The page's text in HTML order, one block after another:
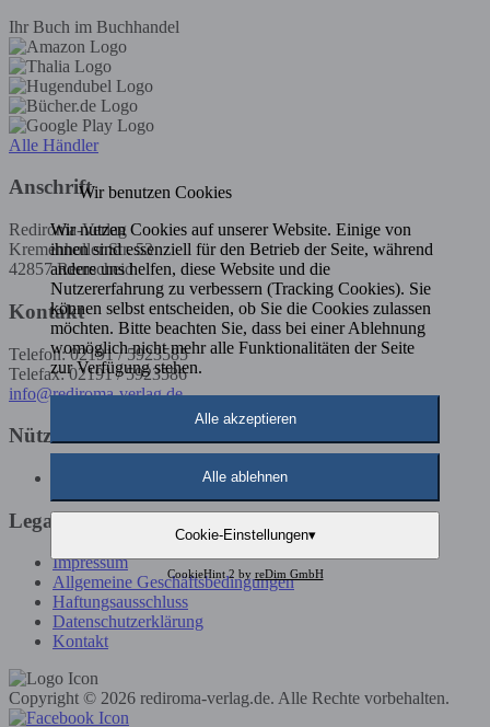
Ihr Buch im Buchhandel
Alle Händler
Anschrift
Rediroma-Verlag
Kremenholler Str. 53
42857 Remscheid
Kontakt
Telefon: 02191 / 5923585
Telefax: 02191 / 5923586
info@rediroma-verlag.de
Nützliche Infos
Günstige Buchveröffentlichung
Legals
Impressum
Allgemeine Geschäftsbedingungen
Haftungsausschluss
Datenschutzerklärung
Kontakt
Copyright © 2026 rediroma-verlag.de. Alle Rechte vorbehalten.
Wir benutzen Cookies
Wir nutzen Cookies auf unserer Website. Einige von
ihnen sind essenziell für den Betrieb der Seite, während
andere uns helfen, diese Website und die
Nutzererfahrung zu verbessern (Tracking Cookies). Sie
können selbst entscheiden, ob Sie die Cookies zulassen
möchten. Bitte beachten Sie, dass bei einer Ablehnung
womöglich nicht mehr alle Funktionalitäten der Seite
zur Verfügung stehen.
Alle akzeptieren
Alle ablehnen
Cookie-Einstellungen▾
CookieHint 2 by reDim GmbH